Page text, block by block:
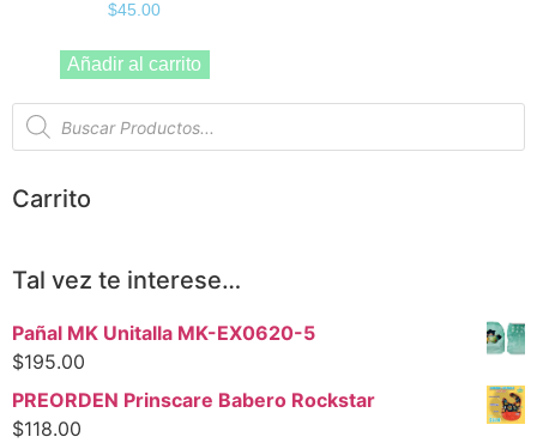
$45.00
Añadir al carrito
Carrito
Tal vez te interese…
Pañal MK Unitalla MK-EX0620-5
$195.00
PREORDEN Prinscare Babero Rockstar
$118.00